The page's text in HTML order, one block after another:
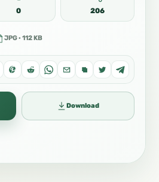
0 206
JPG · 112 KB
Download